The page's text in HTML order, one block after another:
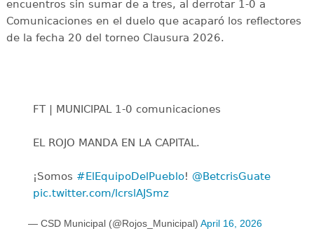
encuentros sin sumar de a tres, al derrotar 1-0 a
Comunicaciones en el duelo que acaparó los reflectores
de la fecha 20 del torneo Clausura 2026.
FT | MUNICIPAL 1-0 comunicaciones
EL ROJO MANDA EN LA CAPITAL.
¡Somos #ElEquipoDelPueblo! @BetcrisGuate
pic.twitter.com/lcrslAJSmz
— CSD Municipal (@Rojos_Municipal) April 16, 2026